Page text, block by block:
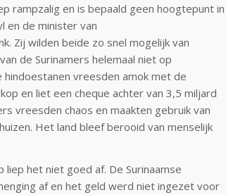
rampzalig en is bepaald geen hoogtepunt in
en de minister van
Zij wilden beide zo snel mogelijk van
de Surinamers helemaal niet op
vreesden amok met de
en liet een cheque achter van 3,5 miljard
vreesden chaos en maakten gebruik van
Het land bleef berooid van menselijk
het niet goed af. De Surinaamse
af en het geld werd niet ingezet voor